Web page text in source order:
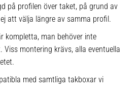
på profilen över taket, på grund av
att välja längre av samma profil.
kompletta, man behöver inte
Viss montering krävs, alla eventuella
med samtliga takboxar vi